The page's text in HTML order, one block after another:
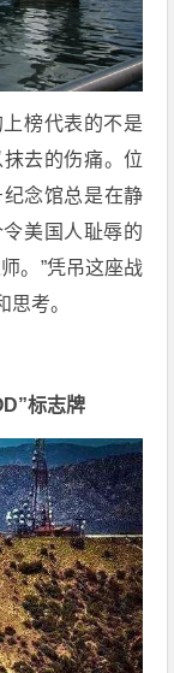
榜代表的不是
去的伤痛。位
念馆总是在静
美国人耻辱的
。”凭吊这座战
考。
标志牌